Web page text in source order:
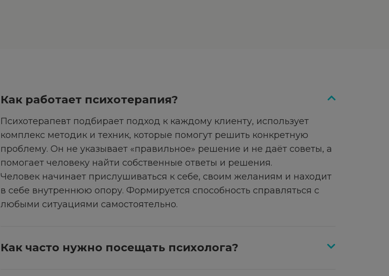
Как работает психотерапия?
Психотерапевт подбирает подход к каждому клиенту, использует
комплекс методик и техник, которые помогут решить конкретную
проблему. Он не указывает «правильное» решение и не даёт советы, а
помогает человеку найти собственные ответы и решения.
Человек начинает прислушиваться к себе, своим желаниям и находит
в себе внутреннюю опору. Формируется способность справляться с
любыми ситуациями самостоятельно.
Как часто нужно посещать психолога?